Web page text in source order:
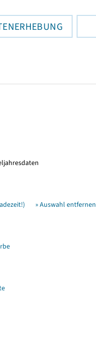
» Auswahl entfernen